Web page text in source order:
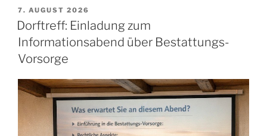
VERÖFFENTLICHT
AM
7. AUGUST 2026
Dorftreff: Einladung zum
Informationsabend über Bestattungs-
Vorsorge